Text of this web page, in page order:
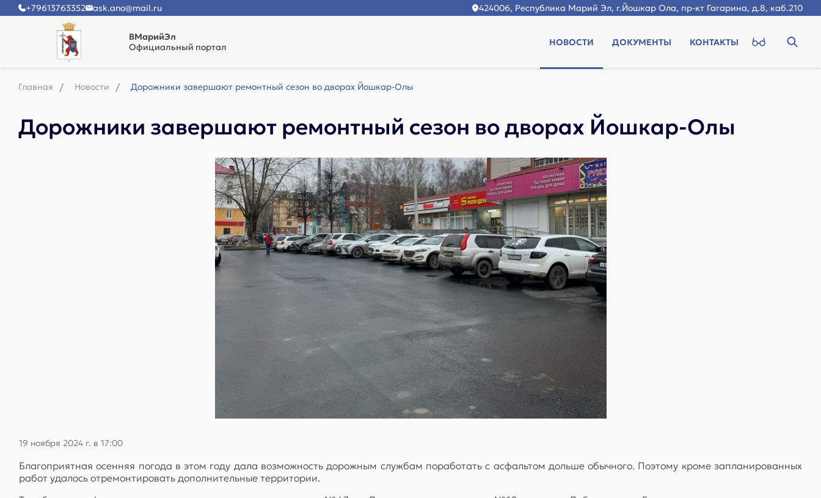
+79613763352 ask.ano@mail.ru 424006, Республика Марий Эл, г.Йошкар Ола, пр-кт Гагарина, д.8, каб.210
ВМарийЭл
Официальный портал
НОВОСТИ ДОКУМЕНТЫ КОНТАКТЫ
Главная Новости Дорожники завершают ремонтный сезон во дворах Йошкар-Олы
Дорожники завершают ремонтный сезон во дворах Йошкар-Олы
19 ноября 2024 г. в 17:00
Благоприятная осенняя погода в этом году дала возможность дорожным службам поработать с асфальтом дольше обычного. Поэтому кроме запланированных
работ удалось отремонтировать дополнительные территории.